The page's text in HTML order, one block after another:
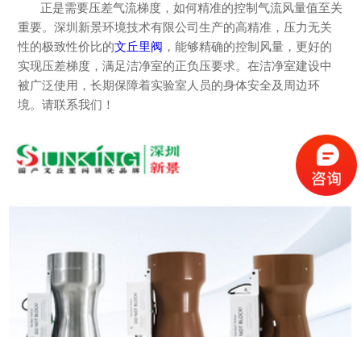
正是需要压差气流梯度，如何精准的控制气流风量值至关
重要。深圳新景环境技术有限公司生产的高精准，压力无关
性的极致性价比的文丘里阀 ，能够精确的控制风量，更好的
实现压差梯度，满足洁净室的正负压要求。在洁净室建设中
被广泛使用，长期保障着实验室人员的身体安全及周边环
境。请联系我们！